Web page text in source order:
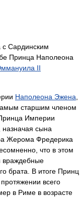
с Сардинским
Принца Наполеона
II
Наполеона Эжена
старшим членом
Империи
назначая сына
Жерома Фредерика
что в этом
враждебные
брата. В итоге Принц
всего
в Риме в возрасте